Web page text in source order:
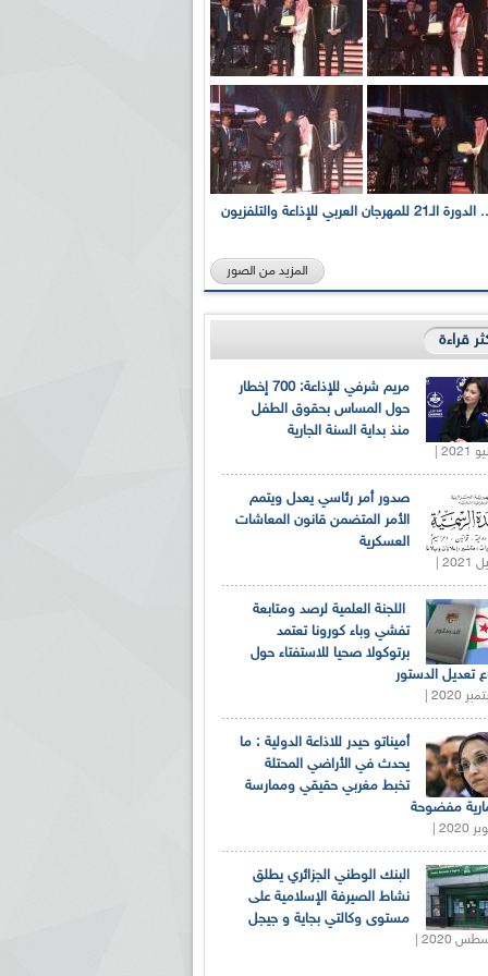
بالصور... الدورة الـ21 للمهرجان العربي للإذاعة والتلفزيون
المزيد من الصور
قراءة
مريم شرفي للإذاعة: 700 إخطار
حول المساس بحقوق الطفل
منذ بداية السنة الجارية
صدور أمر رئاسي يعدل ويتمم
الأمر المتضمن قانون المعاشات
العسكرية
اللجنة العلمية لرصد ومتابعة
تفشي وباء كورونا تعتمد
برتوكولا صحيا للاستفتاء حول
تعديل الدستور
أميناتو حيدر للاذاعة الدولية : ما
يحدث في الأراضي المحتلة
تخبط مغربي حقيقي وممارسة
مفضوحة
البنك الوطني الجزائري يطلق
نشاط الصيرفة الإسلامية على
مستوى وكالتي بجاية و جيجل